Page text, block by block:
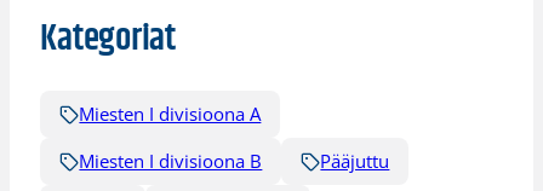
Kategoriat
Miesten I divisioona A
Miesten I divisioona B
Pääjuttu